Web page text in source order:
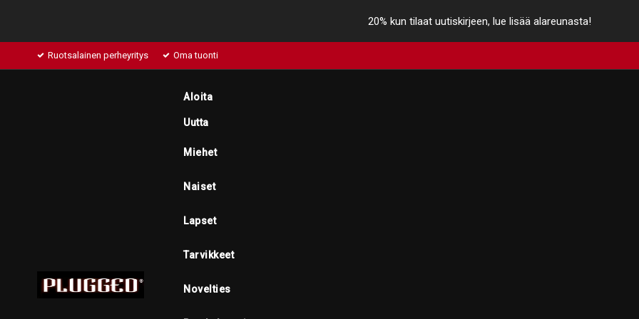
20% kun tilaat uutiskirjeen, lue lisää alareunasta!
Ruotsalainen perheyritys Oma tuonti
Aloita
Uutta
Miehet
Naiset
Lapset
Tarvikkeet
Novelties